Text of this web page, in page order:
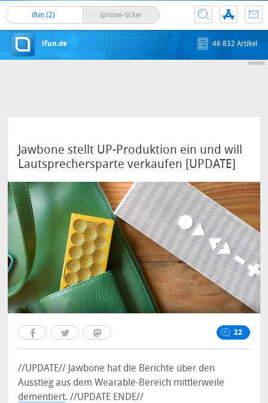
ifun (2) iphone-ticker
ifun.de 46 832 Artikel
Jawbone stellt UP-Produktion ein und will
Lautsprechersparte verkaufen [UPDATE]
22
//UPDATE// Jawbone hat die Berichte über den
Ausstieg aus dem Wearable-Bereich mittlerweile
dementiert. //UPDATE ENDE//